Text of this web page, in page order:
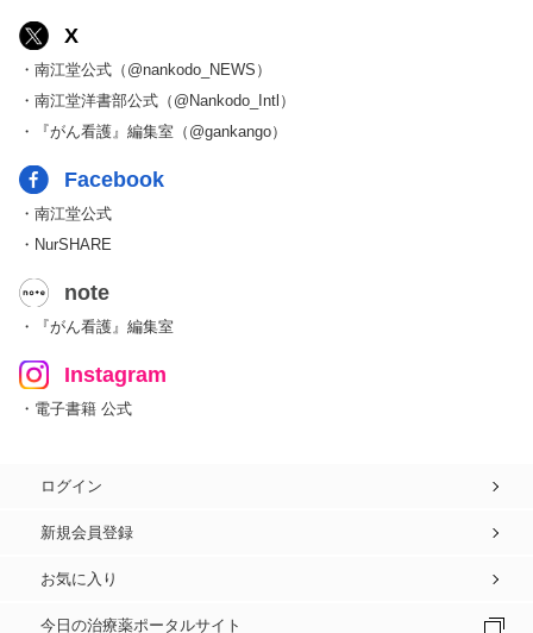
X
・南江堂公式（@nankodo_NEWS）
・南江堂洋書部公式（@Nankodo_Intl）
・『がん看護』編集室（@gankango）
Facebook
・南江堂公式
・NurSHARE
note
・『がん看護』編集室
Instagram
・電子書籍 公式
ログイン
新規会員登録
お気に入り
今日の治療薬ポータルサイト